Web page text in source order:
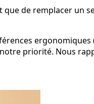
de remplacer un
priorité. Nous